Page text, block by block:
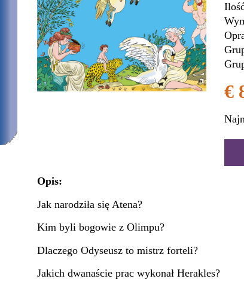
€
Opis:
Jak narodziła się Atena?
Kim byli bogowie z Olimpu?
Dlaczego Odyseusz to mistrz forteli?
Jakich dwanaście prac wykonał Herakles?